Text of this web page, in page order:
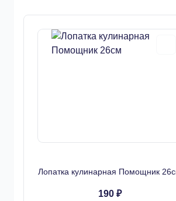
Лопатка кулинарная Помощник
190 ₽